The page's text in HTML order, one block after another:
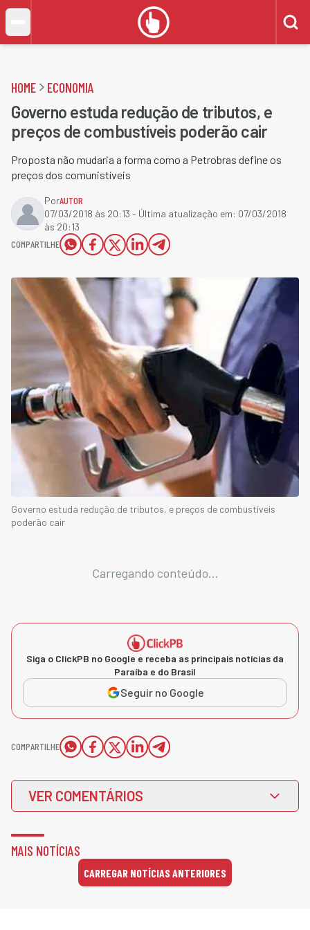
HOME ECONOMIA
Governo estuda redução de tributos, e
preços de combustíveis poderão cair
Proposta não mudaria a forma como a Petrobras define os
preços dos comunistíveis
PorAUTOR
07/03/2018 às 20:13 - Última atualização em: 07/03/2018
às 20:13
COMPARTILHE
Governo estuda redução de tributos, e preços de combustíveis
poderão cair
Carregando conteúdo...
Siga o ClickPB no Google e receba as principais notícias da
Paraíba e do Brasil
Seguir no Google
COMPARTILHE
VER COMENTÁRIOS
MAIS NOTÍCIAS
CARREGAR NOTÍCIAS ANTERIORES